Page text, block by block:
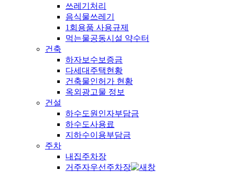
쓰레기처리
음식물쓰레기
1회용품 사용규제
먹는물공동시설 약수터
건축
하자보수보증금
다세대주택현황
건축물인허가 현황
옥외광고물 정보
건설
하수도원인자부담금
하수도사용료
지하수이용부담금
주차
내집주차장
거주자우선주차장